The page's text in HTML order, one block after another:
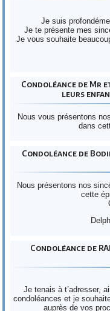
Je suis
Je te présente mes
Je vous souhaite
Condoléance de Mr
leurs
Nous vous présentons
dans
Condoléance de
Nous présentons nos
cette
Condoléance de
Je tenais à t’adresser,
condoléances et je
auprès de vos